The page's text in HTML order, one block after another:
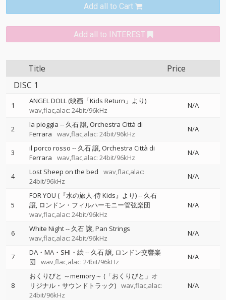
Add all to Cart
Add all to INTEREST
Title
Price
DISC 1
1
ANGEL DOLL (映画「Kids Return」より)
wav,flac,alac: 24bit/96kHz
N/A
2 la pioggia -- 久石 譲 Orchestra Città di
Ferrara
wav,flac,alac: 24bit/96kHz
N/A
3 il porco rosso -- 久石 譲 Orchestra Città di
Ferrara
wav,flac,alac: 24bit/96kHz
N/A
4 Lost Sheep on the bed
wav,flac,alac:
24bit/96kHz
N/A
5
FOR YOU (『水の旅人-侍 Kids』より)-- 久石
譲 ロンドン・フィルハーモニー管弦楽団
wav,flac,alac: 24bit/96kHz
N/A
6 White Night-- 久石 譲 Pan Strings
wav,flac,alac: 24bit/96kHz
N/A
7 DA・MA・SHI・絵-- 久石 譲 ロンドン交響楽
団
wav,flac,alac: 24bit/96kHz
N/A
8
おくりびと ～memory～ (「おくりびと」オ
リジナル・サウンドトラック) wav,flac,alac:
24bit/96kHz
N/A